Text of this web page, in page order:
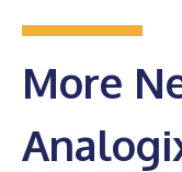
More